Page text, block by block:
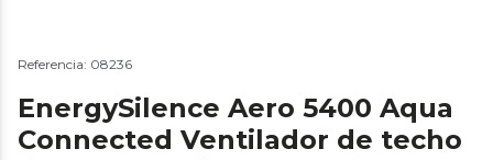
Referencia: 08236
EnergySilence Aero 5400 Aqua
Connected Ventilador de techo